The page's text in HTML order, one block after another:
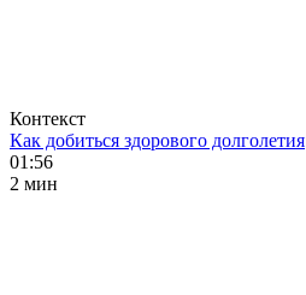
Контекст
Как добиться здорового долголетия
01:56
2 мин